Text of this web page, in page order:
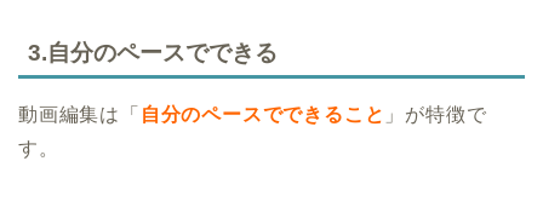
3.自分のペースでできる
動画編集は「 自分のペースでできること 」が特徴で
す。